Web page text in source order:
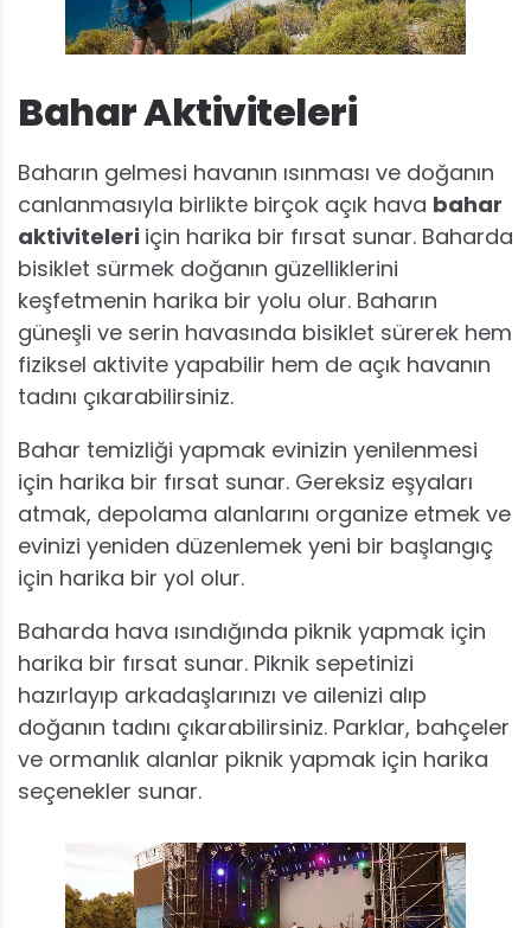
Bahar Aktiviteleri
Baharın gelmesi havanın ısınması ve doğanın
canlanmasıyla birlikte birçok açık hava bahar
aktiviteleri için harika bir fırsat sunar. Baharda
bisiklet sürmek doğanın güzelliklerini
keşfetmenin harika bir yolu olur. Baharın
güneşli ve serin havasında bisiklet sürerek hem
fiziksel aktivite yapabilir hem de açık havanın
tadını çıkarabilirsiniz.
Bahar temizliği yapmak evinizin yenilenmesi
için harika bir fırsat sunar. Gereksiz eşyaları
atmak, depolama alanlarını organize etmek ve
evinizi yeniden düzenlemek yeni bir başlangıç
için harika bir yol olur.
Baharda hava ısındığında piknik yapmak için
harika bir fırsat sunar. Piknik sepetinizi
hazırlayıp arkadaşlarınızı ve ailenizi alıp
doğanın tadını çıkarabilirsiniz. Parklar, bahçeler
ve ormanlık alanlar piknik yapmak için harika
seçenekler sunar.